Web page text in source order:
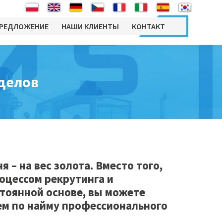
в
CLAUSE
PERSONAL
движения
Мобильный сервис 24 ч / 7
Техническое обслуживание
технологических линий
Техническое обслуживание
НАШИ КЛИЕНТЫ КОНТАКТ
Отдел
Содержание
движения
на вес золота. Вместо того,
рекрутинга и
основе, вы можете
по найму профессионального